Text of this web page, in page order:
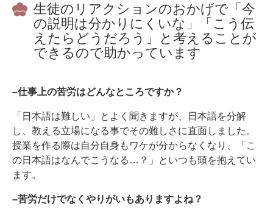
生徒のリアクションのおかげで「今
の説明は分かりにくいな」「こう伝
えたらどうだろう」と考えることが
できるので助かっています
–仕事上の苦労はどんなところですか？
「日本語は難しい」とよく聞きますが、日本語を分解
し、教える立場になる事でその難しさに直面しました。
授業を作る際は自分自身もワケが分からなくなり、「こ
の日本語はなんでこうなる…？」といつも頭を抱えてい
ます。
–苦労だけでなくやりがいもありますよね？